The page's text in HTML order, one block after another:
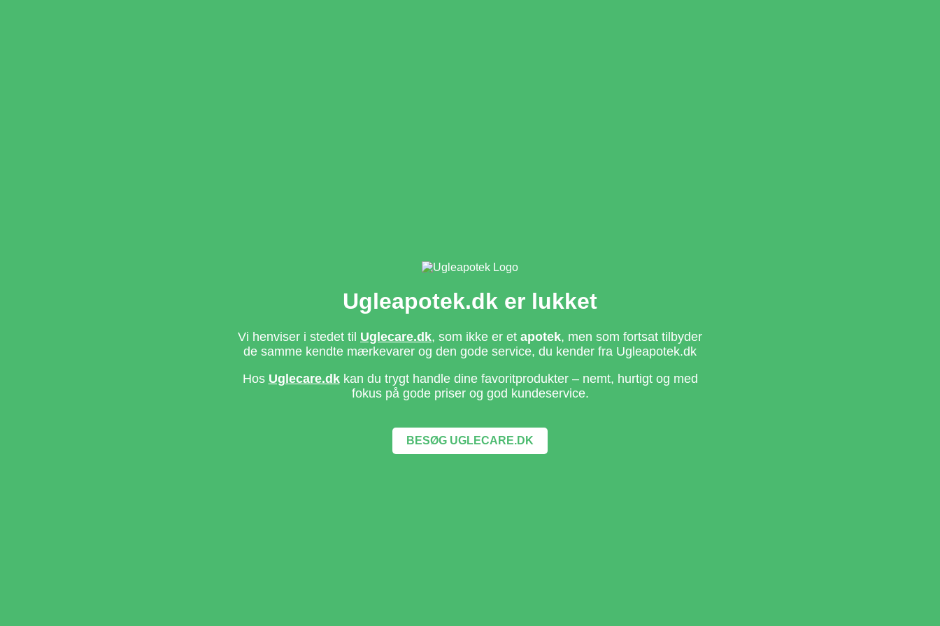
Ugleapotek.dk er lukket
Vi henviser i stedet til Uglecare.dk, som ikke er et apotek, men som fortsat tilbyder
de samme kendte mærkevarer og den gode service, du kender fra Ugleapotek.dk
Hos Uglecare.dkkan du trygt handle dine favoritprodukter – nemt, hurtigt og med
fokus på gode priser og god kundeservice.
BESØG UGLECARE.DK